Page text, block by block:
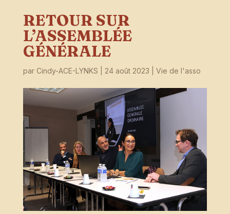
RETOUR SUR
L’ASSEMBLÉE
GÉNÉRALE
par Cindy-ACE-LYNKS 24 août 2023 Vie de l'asso